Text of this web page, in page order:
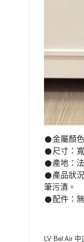
𒊹︎金屬顏
𒊹︎尺寸：寬
𒊹︎產地：
𒊹︎產品狀況
筆污漬。
𒊹︎配件：無
LV Bel Air 中